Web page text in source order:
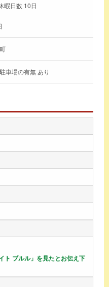
暇日数 10日
車場の有無 あり
ト ブルル」を見たとお伝え下